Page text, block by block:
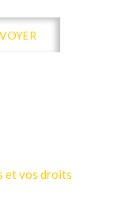
et vos droits